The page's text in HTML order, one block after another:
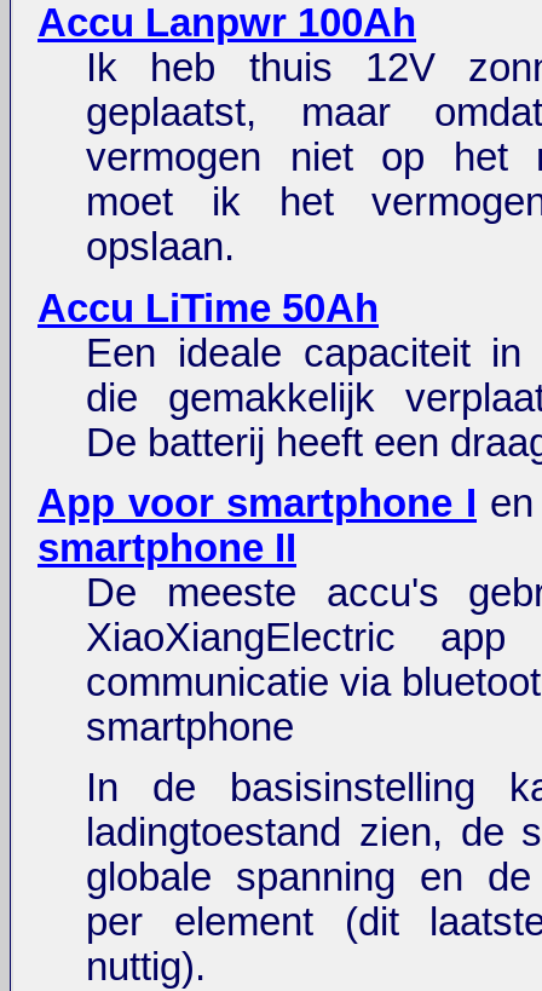
Accu Lanpwr 100Ah
Ik heb thuis 12V
geplaatst, maar
vermogen niet op het
moet ik het
opslaan.
Accu LiTime 50Ah
Een ideale capaciteit in
die gemakkelijk
De batterij heeft een
App voor smartphone I
smartphone II
De meeste accu's
XiaoXiangElectric
communicatie via
smartphone
In de basisinstelling
ladingtoestand zien, de
globale spanning en de
per element (dit
nuttig).